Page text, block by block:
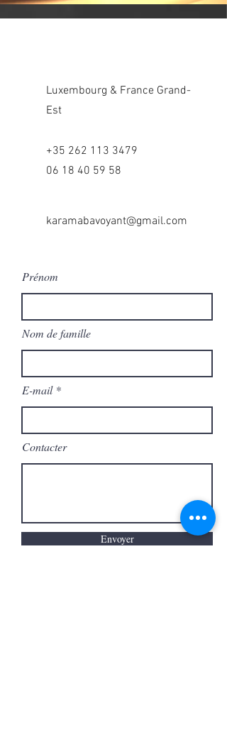
Luxembourg & France Grand-
Est
+35 262 113 3479
06 18 40 59 58
karamabavoyant@gmail.com
Prénom
Nom de famille
E-mail
Contacter
Envoyer